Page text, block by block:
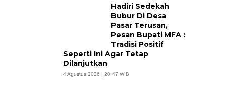
Hadiri Sedekah
Bubur Di Desa
Pasar Terusan,
Pesan Bupati MFA :
Tradisi Positif
Seperti Ini Agar Tetap
Dilanjutkan
4 Agustus 2026 | 20:47 WIB